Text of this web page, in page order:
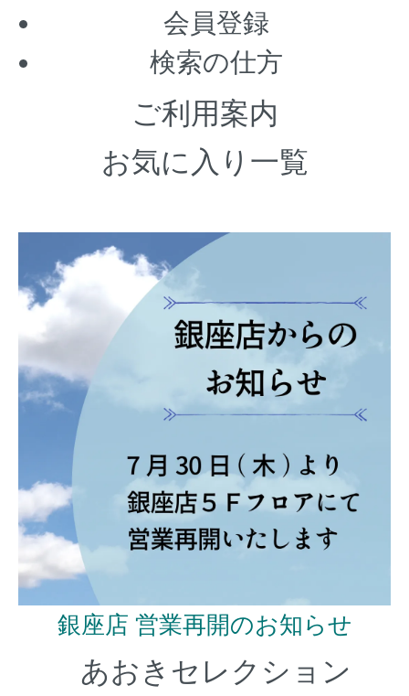
会員登録
検索の仕方
ご利用案内
お気に入り一覧
銀座店 営業再開のお知らせ
あおきセレクション